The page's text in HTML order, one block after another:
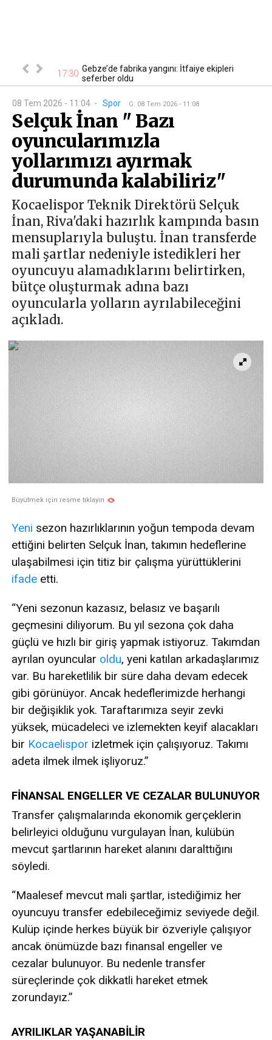
17:30 Gebze’de fabrika yangını: İtfaiye ekipleri
seferber oldu
08 Tem 2026 - 11:04 - Spor G: 08 Tem 2026 - 11:08
Selçuk İnan " Bazı
oyuncularımızla
yollarımızı ayırmak
durumunda kalabiliriz"
Kocaelispor Teknik Direktörü Selçuk
İnan, Riva'daki hazırlık kampında basın
mensuplarıyla buluştu. İnan transferde
mali şartlar nedeniyle istedikleri her
oyuncuyu alamadıklarını belirtirken,
bütçe oluşturmak adına bazı
oyuncularla yolların ayrılabileceğini
açıkladı.
Büyütmek için resme tıklayın
Yeni sezon hazırlıklarının yoğun tempoda devam
ettiğini belirten Selçuk İnan, takımın hedeflerine
ulaşabilmesi için titiz bir çalışma yürüttüklerini
ifade etti.
“Yeni sezonun kazasız, belasız ve başarılı
geçmesini diliyorum. Bu yıl sezona çok daha
güçlü ve hızlı bir giriş yapmak istiyoruz. Takımdan
ayrılan oyuncular oldu, yeni katılan arkadaşlarımız
var. Bu hareketlilik bir süre daha devam edecek
gibi görünüyor. Ancak hedeflerimizde herhangi
bir değişiklik yok. Taraftarımıza seyir zevki
yüksek, mücadeleci ve izlemekten keyif alacakları
bir Kocaelispor izletmek için çalışıyoruz. Takımı
adeta ilmek ilmek işliyoruz.”
FİNANSAL ENGELLER VE CEZALAR BULUNUYOR
Transfer çalışmalarında ekonomik gerçeklerin
belirleyici olduğunu vurgulayan İnan, kulübün
mevcut şartlarının hareket alanını daralttığını
söyledi.
“Maalesef mevcut mali şartlar, istediğimiz her
oyuncuyu transfer edebileceğimiz seviyede değil.
Kulüp içinde herkes büyük bir özveriyle çalışıyor
ancak önümüzde bazı finansal engeller ve
cezalar bulunuyor. Bu nedenle transfer
süreçlerinde çok dikkatli hareket etmek
zorundayız.”
AYRILIKLAR YAŞANABİLİR